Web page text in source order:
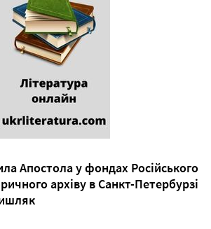
Апостола у фондах Російського
архіву в Санкт-Петербурзі